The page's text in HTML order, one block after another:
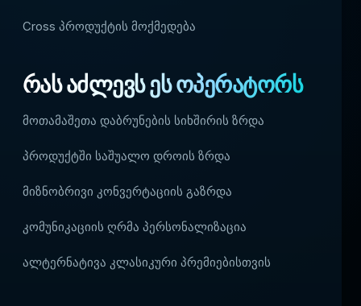
Cross პროდუქტის მოქმედება
რას აძლევს ეს ოპერატორს
მოთამაშეთა დაბრუნების სიხშირის ზრდა
პროდუქტში საშუალო დროის ზრდა
მიზნობრივი კონვერტაციის გაზრდა
კომუნიკაციის ღრმა პერსონალიზაცია
ალტერნატივა კლასიკური პრემიებისთვის